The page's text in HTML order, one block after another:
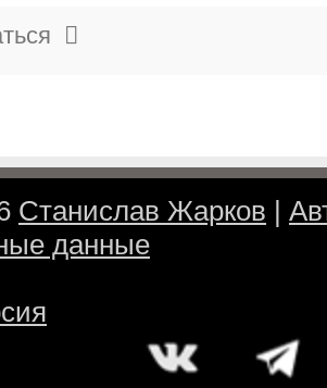
Станислав Жарков |
данные